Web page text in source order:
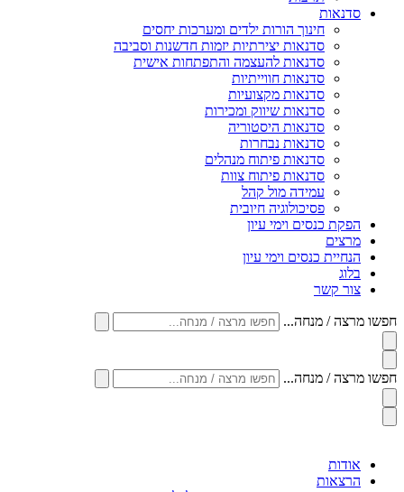
סדנאות
חינוך הורות ילדים ומערכות יחסים
סדנאות יצירתיות יזמות חדשנות וסביבה
סדנאות להעצמה והתפתחות אישית
סדנאות חווייתיות
סדנאות מקצועיות
סדנאות שיווק ומכירות
סדנאות היסטוריה
סדנאות נבחרות
סדנאות פיתוח מנהלים
סדנאות פיתוח צוות
עמידה מול קהל
פסיכולוגיה חיובית
הפקת כנסים וימי עיון
מרצים
הנחיית כנסים וימי עיון
בלוג
צור קשר
חפשו מרצה / מנחה...
חפשו מרצה / מנחה...
אודות
הרצאות